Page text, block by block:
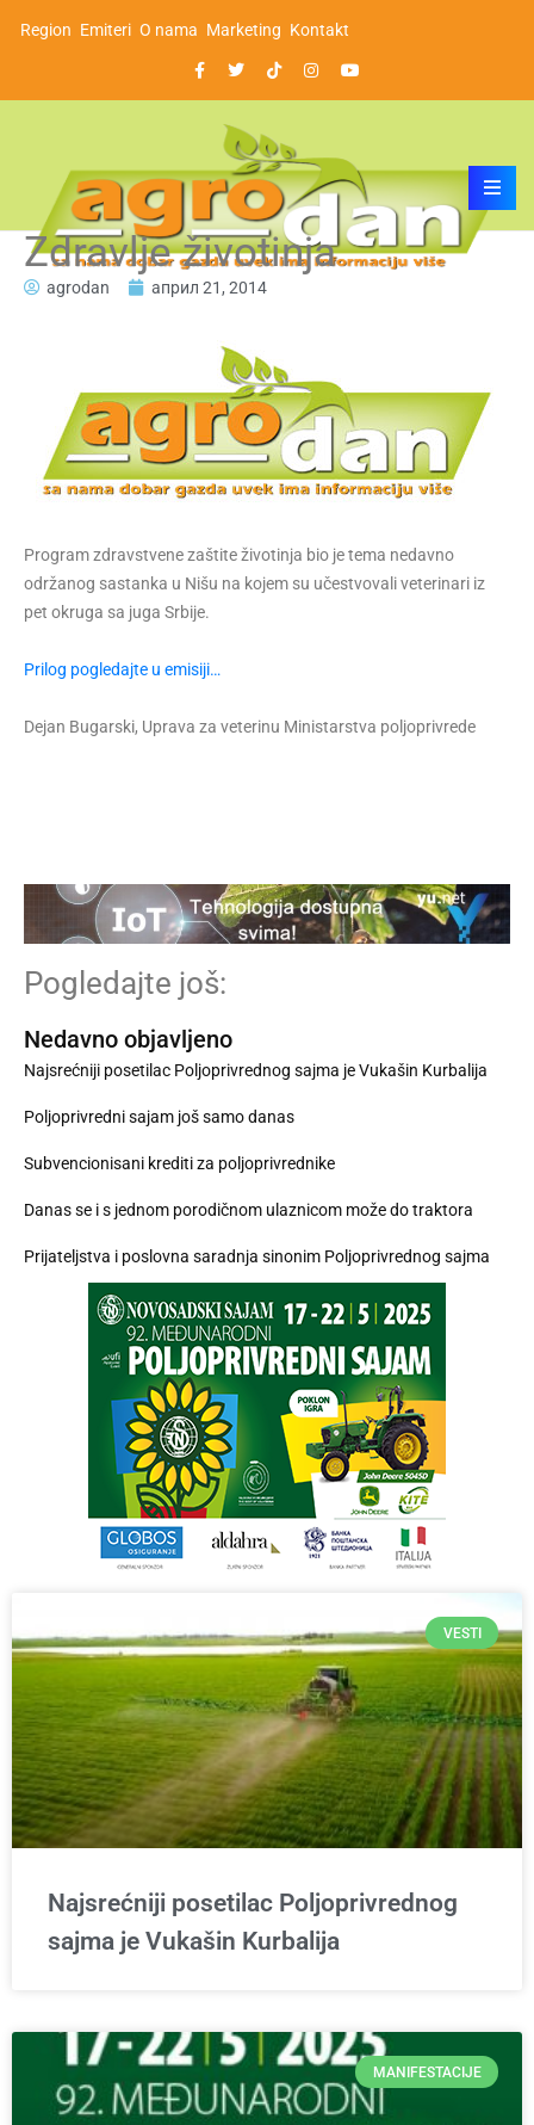
Region Emiteri O nama Marketing Kontakt
Zdravlje životinja
agrodan април 21, 2014
Program zdravstvene zaštite životinja bio je tema nedavno
održanog sastanka u Nišu na kojem su učestvovali veterinari iz
pet okruga sa juga Srbije.
Prilog pogledajte u emisiji…
Dejan Bugarski, Uprava za veterinu Ministarstva poljoprivrede
Pogledajte još:
Nedavno objavljeno
Najsrećniji posetilac Poljoprivrednog sajma je Vukašin Kurbalija
Poljoprivredni sajam još samo danas
Subvencionisani krediti za poljoprivrednike
Danas se i s jednom porodičnom ulaznicom može do traktora
Prijateljstva i poslovna saradnja sinonim Poljoprivrednog sajma
VESTI
Najsrećniji posetilac Poljoprivrednog
sajma je Vukašin Kurbalija
MANIFESTACIJE